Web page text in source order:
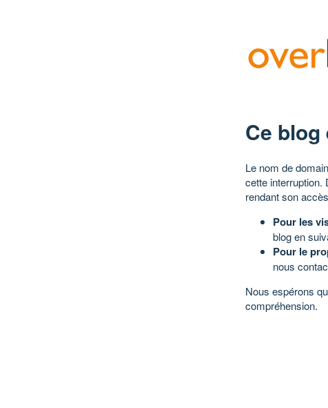
Ce
Le nom de
cette interruption.
rendant son
Pour les
blog en
Pour le
nous
Nous espérons
compréhension.